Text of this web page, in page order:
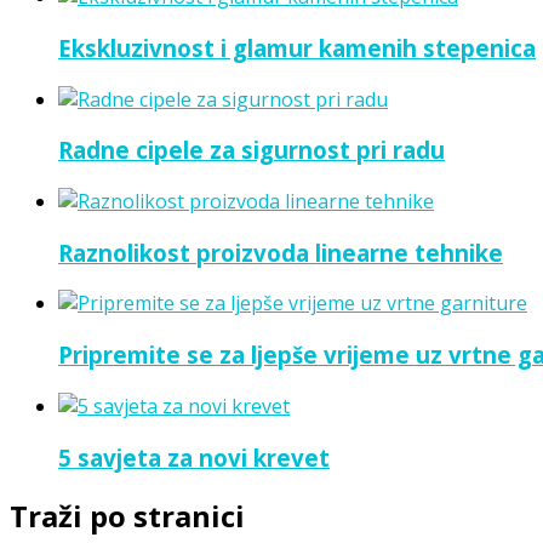
Ekskluzivnost i glamur kamenih stepenica
Radne cipele za sigurnost pri radu
Raznolikost proizvoda linearne tehnike
Pripremite se za ljepše vrijeme uz vrtne
5 savjeta za novi krevet
Traži po stranici